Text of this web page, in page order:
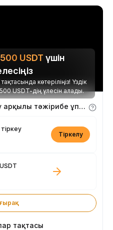
USDT үшін
көтеріліңіз! Үздік
USDT-дің үлесін алады.
Тапсырмаларды орындау арқылы тәжірибе ұпайларын алыңыз
Тіркелу
тақтасы